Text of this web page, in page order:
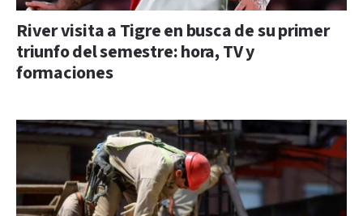
River visita a Tigre en busca de su primer
triunfo del semestre: hora, TV y
formaciones